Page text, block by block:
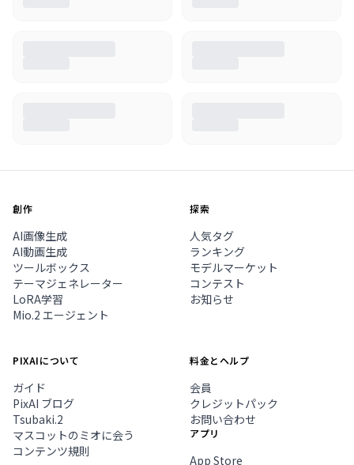
創作
AI画像生成
AI動画生成
ツールボックス
テーマジェネレーター
LoRA学習
Mio.2 エージェント
探索
人気タグ
ランキング
モデルマーケット
コンテスト
お知らせ
PIXAIについて
ガイド
PixAI ブログ
Tsubaki.2
マスコットのミオに会う
コンテンツ規則
料金とヘルプ
会員
クレジットパック
お問い合わせ
アプリ
App Store